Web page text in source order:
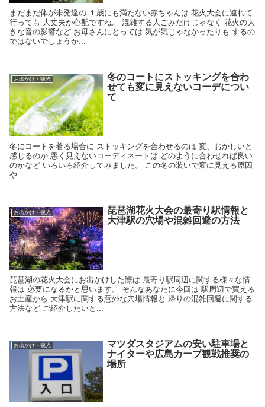
まだまだ体が未発達の １歳にも満たない赤ちゃんは 花火大会に連れて
行っても 大丈夫か心配ですね。 混雑する人ごみだけじゃなく 花火の大
きな音の影響など お母さんにとっては 気が気じゃなかったりも するの
ではないでしょうか...
お出かけ・観光
冬のコートにストッキングを合わ
せても変に見えないコーデについ
て
冬にコートを着る場合に ストッキングを合わせるのは 変、おかしいと
感じるのか 悪く見えないコーディネートは どのように合わせれば良い
のかなど いろいろ紹介してみました。 この冬の装いで変に見える原因
や ...
お出かけ・観光
琵琶湖花火大会の最寄り駅情報と
大津駅の穴場や混雑回避の方法
琵琶湖の花火大会にお出かけした際は 最寄り駅周辺に関する様々な情
報は 必要になるかと思います。 そんなあなたに今回は 駅周辺で買える
お土産から 大津駅に関する意外な穴場情報と 帰りの混雑回避に関する
方法など ご紹介したいと...
お出かけ・観光
マツダスタジアムの安い駐車場と
ナイターや広島カープ観戦推奨の
場所